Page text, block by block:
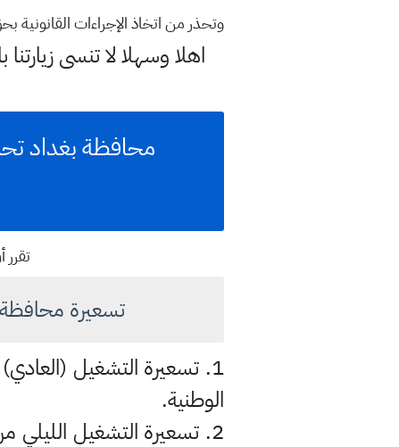
وتحذر من اتخاذ الإجراءات القانونية
اهلا وسهلالا تنسى
تسعيرة محافظة
الوطنية.